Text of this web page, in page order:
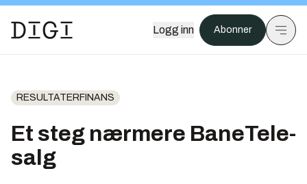
Logg inn Abonner
RESULTATERFINANS
Et steg nærmere BaneTele-
salg